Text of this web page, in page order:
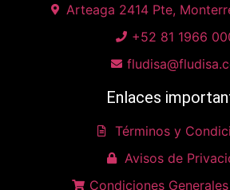
Arteaga 2414 Pte,
+52 81 1966
Enlaces
Términos y
Avisos de
Condiciones